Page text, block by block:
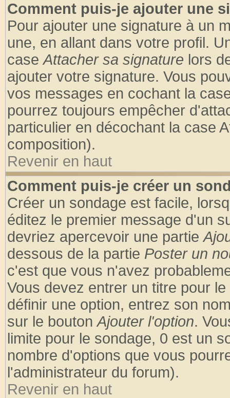
Comment puis-je ajouter une
Pour ajouter une signature à un
une, en allant dans votre profil.
caseAttacher sa signature lors
ajouter votre signature. Vous
vos messages en cochant la
pourrez toujours empêcher
particulier en décochant la case
composition).
Revenir en haut
Comment puis-je créer un
Créer un sondage est facile,
éditez le premier message d'un
devriez apercevoir une partie
dessous de la partie Poster un
c'est que vous n'avez
Vous devez entrer un titre pour
définir une option, entrez son
sur le boutonAjouter l'option.
limite pour le sondage, 0 est un
nombre d'options que vous
l'administrateur du forum).
Revenir en haut